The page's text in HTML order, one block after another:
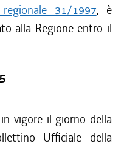
31/1997, è
alla Regione entro il
vigore il giorno della
Ufficiale della